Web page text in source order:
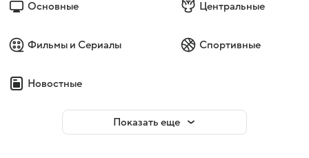
Основные Центральные
Фильмы и Сериалы Спортивные
Новостные
Показать еще